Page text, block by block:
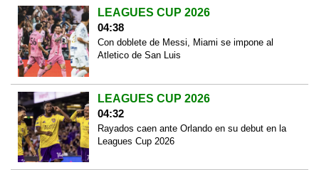
LEAGUES CUP 2026
04:38
Con doblete de Messi, Miami se impone al
Atletico de San Luis
LEAGUES CUP 2026
04:32
Rayados caen ante Orlando en su debut en la
Leagues Cup 2026